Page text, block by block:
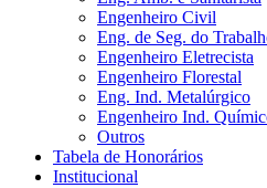
Engenheiro Civil
Eng. de Seg. do
Engenheiro Eletrecista
Engenheiro Florestal
Eng. Ind. Metalúrgico
Engenheiro Ind.
Outros
Tabela de Honorários
Institucional